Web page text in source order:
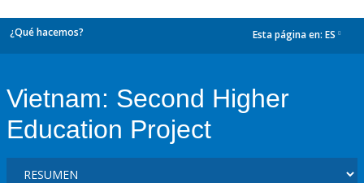
¿Qué hacemos? Esta página en: ES
Vietnam: Second Higher
Education Project